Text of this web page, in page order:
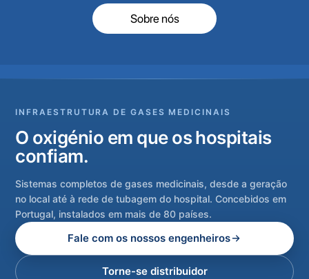
Sobre nós
INFRAESTRUTURA DE GASES MEDICINAIS
O oxigénio em que os hospitais
confiam.
Sistemas completos de gases medicinais, desde a geração
no local até à rede de tubagem do hospital. Concebidos em
Portugal, instalados em mais de 80 países.
Fale com os nossos engenheiros
Torne-se distribuidor